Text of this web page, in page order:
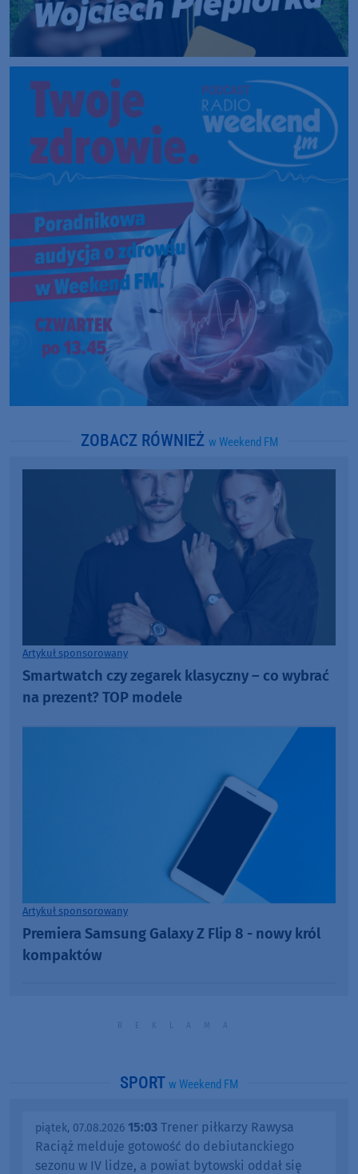
ZOBACZ RÓWNIEŻ w Weekend FM
Artykuł sponsorowany
Smartwatch czy zegarek klasyczny – co wybrać
na prezent? TOP modele
Artykuł sponsorowany
Premiera Samsung Galaxy Z Flip 8 - nowy król
kompaktów
SPORT w Weekend FM
piątek, 07.08.2026 15:03 Trener piłkarzy Rawysa
Raciąż melduje gotowość do debiutanckiego
sezonu w IV lidze, a powiat bytowski oddał się